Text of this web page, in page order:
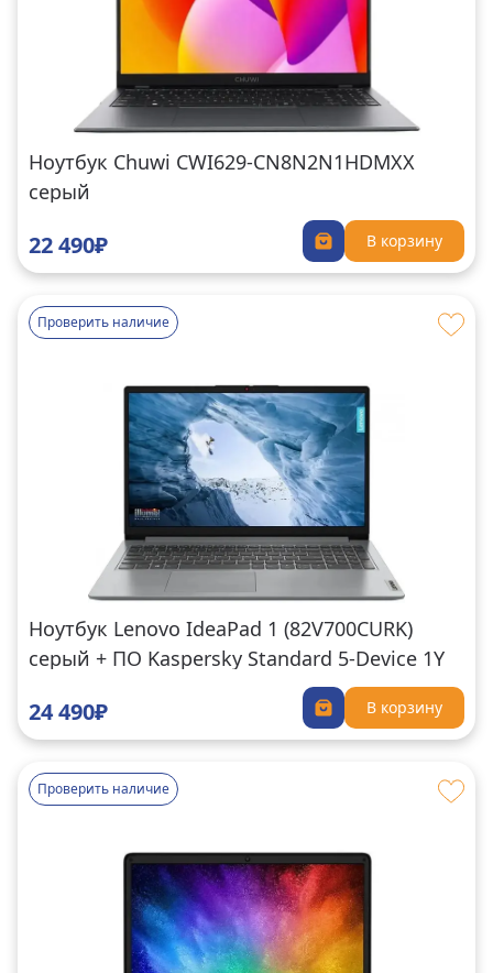
Ноутбук Chuwi CWI629-CN8N2N1HDMXX
серый
22 490₽ В корзину
Проверить наличие
Ноутбук Lenovo IdeaPad 1 (82V700CURK)
серый + ПО Kaspersky Standard 5-Device 1Y
24 490₽ В корзину
Проверить наличие